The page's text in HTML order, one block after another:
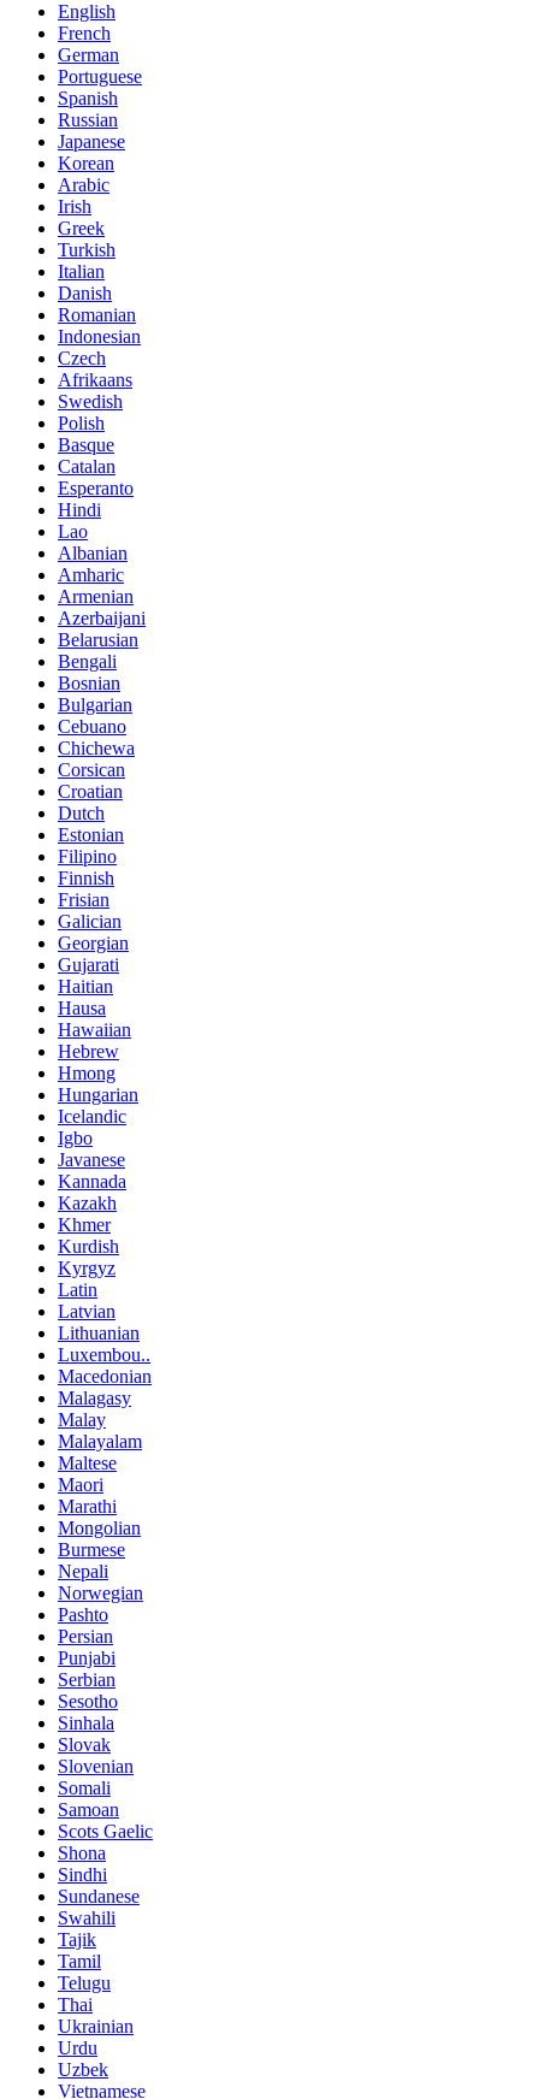
English
French
German
Portuguese
Spanish
Russian
Japanese
Korean
Arabic
Irish
Greek
Turkish
Italian
Danish
Romanian
Indonesian
Czech
Afrikaans
Swedish
Polish
Basque
Catalan
Esperanto
Hindi
Lao
Albanian
Amharic
Armenian
Azerbaijani
Belarusian
Bengali
Bosnian
Bulgarian
Cebuano
Chichewa
Corsican
Croatian
Dutch
Estonian
Filipino
Finnish
Frisian
Galician
Georgian
Gujarati
Haitian
Hausa
Hawaiian
Hebrew
Hmong
Hungarian
Icelandic
Igbo
Javanese
Kannada
Kazakh
Khmer
Kurdish
Kyrgyz
Latin
Latvian
Lithuanian
Luxembou..
Macedonian
Malagasy
Malay
Malayalam
Maltese
Maori
Marathi
Mongolian
Burmese
Nepali
Norwegian
Pashto
Persian
Punjabi
Serbian
Sesotho
Sinhala
Slovak
Slovenian
Somali
Samoan
Scots Gaelic
Shona
Sindhi
Sundanese
Swahili
Tajik
Tamil
Telugu
Thai
Ukrainian
Urdu
Uzbek
Vietnamese